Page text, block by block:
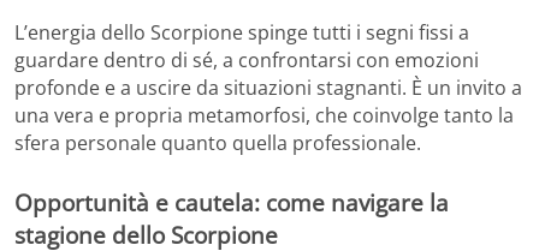
L’energia dello Scorpione spinge tutti i segni fissi a
guardare dentro di sé, a confrontarsi con emozioni
profonde e a uscire da situazioni stagnanti. È un invito a
una vera e propria metamorfosi, che coinvolge tanto la
sfera personale quanto quella professionale.
Opportunità e cautela: come navigare la
stagione dello Scorpione